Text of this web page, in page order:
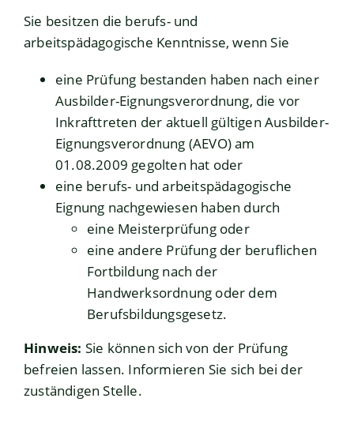
Sie besitzen die berufs- und
arbeitspädagogische Kenntnisse, wenn Sie
eine Prüfung bestanden haben nach einer
Ausbilder-Eignungsverordnung, die vor
Inkrafttreten der aktuell gültigen Ausbilder-
Eignungsverordnung (AEVO) am
01.08.2009 gegolten hat oder
eine berufs- und arbeitspädagogische
Eignung nachgewiesen haben durch
eine Meisterprüfung oder
eine andere Prüfung der beruflichen
Fortbildung nach der
Handwerksordnung oder dem
Berufsbildungsgesetz.
Hinweis: Sie können sich von der Prüfung
befreien lassen. Informieren Sie sich bei der
zuständigen Stelle.